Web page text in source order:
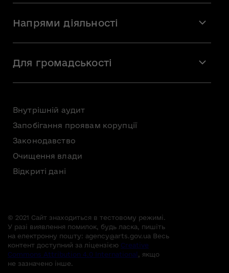
Команда
Вакансії
Напрями діяльності
Мистецька освіта
Для громадськості
Внутрішній аудит
Запобігання проявам корупції
Законодавство
Очищення влади
Відкриті дані
© 2021 Сайт знаходиться в тестовому режимі.
У разі виявлення помилок, будь ласка, пишіть
на електронну пошту: agency@arts.gov.ua Весь
контент доступний за ліцензією Creative
Commons Attribution 4.0 International , якщо
не зазначено інше.